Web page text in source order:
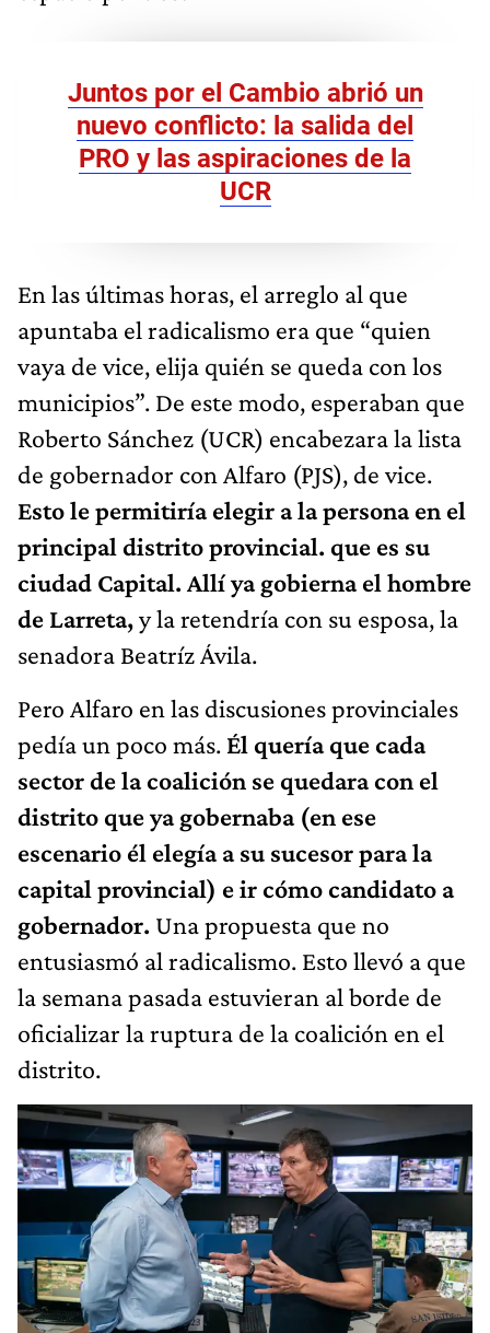
Juntos por el Cambio abrió un
nuevo conflicto: la salida del
PRO y las aspiraciones de la
UCR
En las últimas horas, el arreglo al que
apuntaba el radicalismo era que “quien
vaya de vice, elija quién se queda con los
municipios”. De este modo, esperaban que
Roberto Sánchez (UCR) encabezara la lista
de gobernador con Alfaro (PJS), de vice.
Esto le permitiría elegir a la persona en el
principal distrito provincial. que es su
ciudad Capital. Allí ya gobierna el hombre
de Larreta,y la retendría con su esposa, la
senadora Beatríz Ávila.
Pero Alfaro en las discusiones provinciales
pedía un poco más. Él quería que cada
sector de la coalición se quedara con el
distrito que ya gobernaba (en ese
escenario él elegía a su sucesor para la
capital provincial) e ir cómo candidato a
gobernador. Una propuesta que no
entusiasmó al radicalismo. Esto llevó a que
la semana pasada estuvieran al borde de
oficializar la ruptura de la coalición en el
distrito.